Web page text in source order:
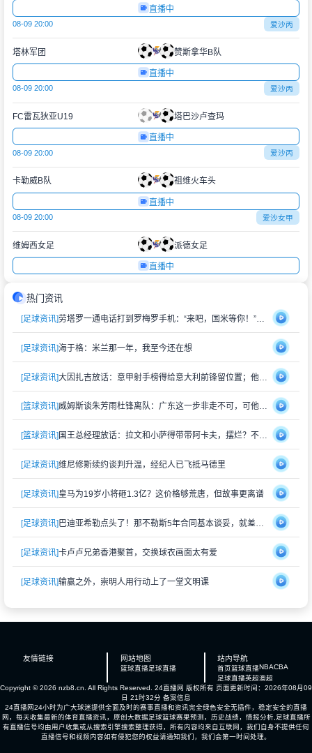
直播中
08-09 20:00 爱沙丙
塔林军团 赞斯拿华B队
直播中
08-09 20:00 爱沙丙
FC雷瓦狄亚U19 塔巴沙卢查玛
直播中
08-09 20:00 爱沙丙
卡勒威B队 祖维火车头
直播中
08-09 20:00 爱沙女甲
维姆西女足 派德女足
直播中
热门资讯
[足球资讯] 劳塔罗一通电话打到罗梅罗手机：“来吧，国米等你！”萨内蒂也在旁边
[足球资讯]海于格：米兰那一年，我至今还在想
[足球资讯] 大因扎吉放话：意甲射手榜得给意大利前锋留位置；他还挺信曼奇尼
[篮球资讯] 威姆斯谈朱芳雨杜锋离队：广东这一步非走不可，可他们早晚会回来
[篮球资讯] 国王总经理放话：拉文和小萨得带带阿卡夫，摆烂？不存在的，赢球比上赛季多就行
[足球资讯]维尼修斯续约谈判升温，经纪人已飞抵马德里
[足球资讯]皇马为19岁小将砸1.3亿？这价格够荒唐，但故事更离谱
[足球资讯] 巴迪亚希勒点头了！那不勒斯5年合同基本谈妥，就差切尔西松口
[足球资讯]卡卢卢兄弟香港聚首，交换球衣画面太有爱
[足球资讯]输赢之外，崇明人用行动上了一堂文明课
友情链接 网站地图
篮球直播足球直播
站内导航
首页篮球直播NBACBA
足球直播英超澳超
Copyright © 2026 nzb8.cn. All Rights Reserved. 24直播网 版权所有 页面更新时间：2026年08月09
日 21时32分 备案信息
24直播网24小时为广大球迷提供全面及时的赛事直播和资讯完全绿色安全无插件，稳定安全的直播
网，每天收集最新的体育直播资讯，原创大数据足球篮球赛果预测，历史战绩，情报分析,足球直播所
有直播信号均由用户收集或从搜索引擎搜索整理获得，所有内容均来自互联网，我们自身不提供任何
直播信号和视频内容如有侵犯您的权益请通知我们，我们会第一时间处理。